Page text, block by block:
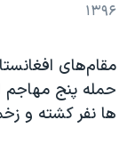
تریبونال مردمی آبان
دادگاه حمید نوری
چهل سال
۱۳۹۶
مقام‌های
حمله پنج مهاجم
ها نفر کشته و